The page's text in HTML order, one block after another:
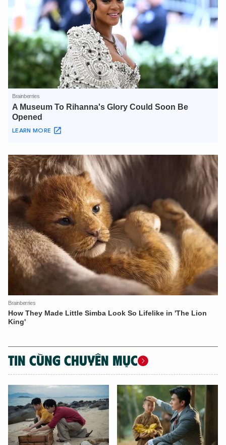
TIN CÙNG CHUYÊN MỤC
Hãy hỏi tôi bất kỳ điều gì bạn cần biết về
An Ninh Thủ Đô nhé. Tôi sẵn sàng hỗ trợ!